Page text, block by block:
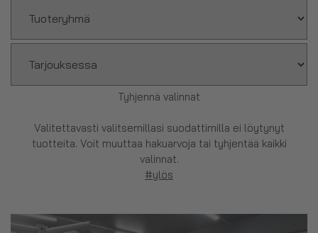
Tyhjennä valinnat
Valitettavasti valitsemillasi suodattimilla ei löytynyt
tuotteita. Voit muuttaa hakuarvoja tai tyhjentää kaikki
valinnat.
#ylös